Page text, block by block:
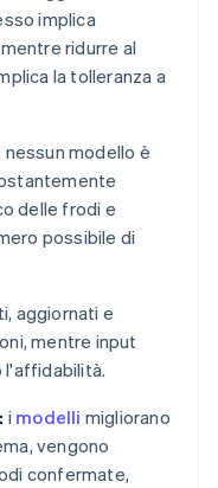
implica
ridurre al
la tolleranza a
nessun modello è
delle frodi e
possibile di
aggiornati e
mentre input
l'affidabilità.
i modelli migliorano
vengono
confermate,